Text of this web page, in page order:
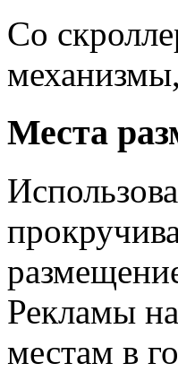
Со
Места
Рекламы
местам в